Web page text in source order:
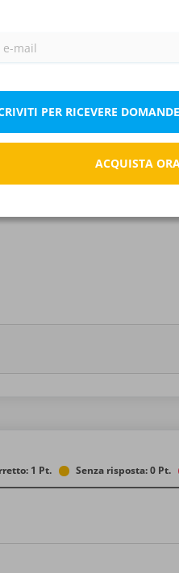
1 Pt. Senza risposta: 0 Pt.
PER RICEVERE
ACQUISTA